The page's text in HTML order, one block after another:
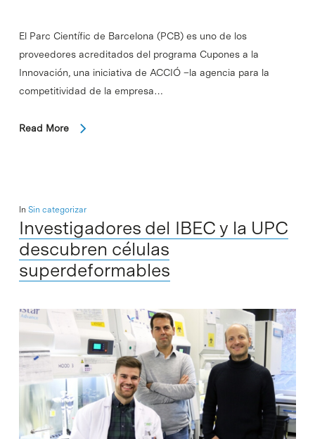
El Parc Científic de Barcelona (PCB) es uno de los
proveedores acreditados del programa Cupones a la
Innovación, una iniciativa de ACCIÓ –la agencia para la
competitividad de la empresa…
Read More
In Sin categorizar
Investigadores del IBEC y la UPC
descubren células
superdeformables